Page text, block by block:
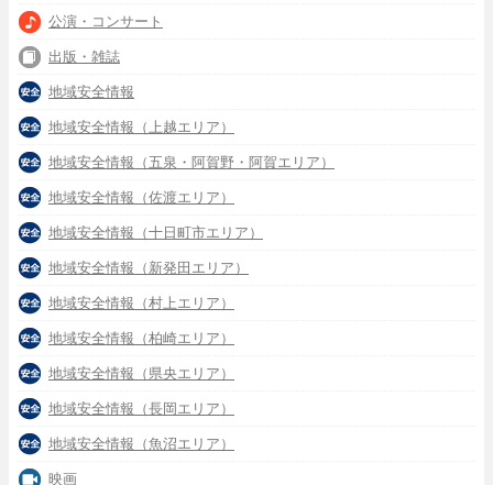
公演・コンサート
出版・雑誌
地域安全情報
地域安全情報（上越エリア）
地域安全情報（五泉・阿賀野・阿賀エリア）
地域安全情報（佐渡エリア）
地域安全情報（十日町市エリア）
地域安全情報（新発田エリア）
地域安全情報（村上エリア）
地域安全情報（柏崎エリア）
地域安全情報（県央エリア）
地域安全情報（長岡エリア）
地域安全情報（魚沼エリア）
映画